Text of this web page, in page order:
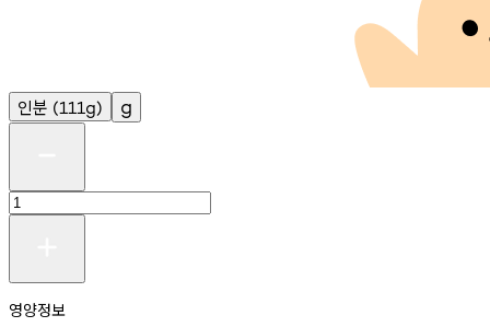
인분 (111g) g
영양정보